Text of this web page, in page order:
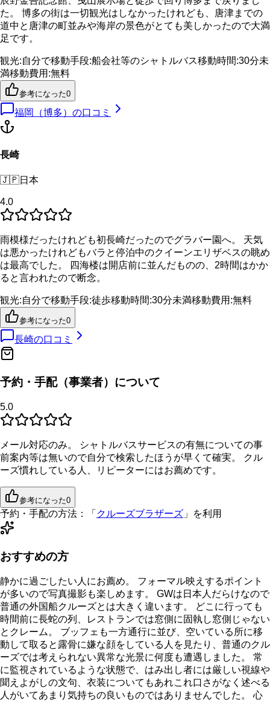
た。 博多の街は一切観光はしなかったけれども、唐津までの
道中と唐津の町並みや海岸の景色がとても美しかったので大満
足です。
観光:自分で移動手段:船会社等のシャトルバス移動時間:30分未
満移動費用 :無料
参考になった0
福岡（博多） の口コミ
長崎
🇯🇵日本
4.0
雨模様だったけれども初長崎だったのでグラバー園へ。 天気
は悪かったけれどもバラと停泊中のクイーンエリザベスの眺め
は最高でした。 四海楼は開店前に並んだものの、2時間はかか
ると言われたので断念。
観光:自分で移動手段:徒歩移動時間:30分未満移動費用 :無料
参考になった0
長崎の口コミ
予約・手配（事業者）について
5.0
メール対応のみ。 シャトルバスサービスの有無についての事
前案内等は無いので自分で検索したほうが早くて確実。 クル
ーズ慣れしている人、リピーターにはお薦めです。
参考になった0
予約・手配の方法： 「 クルーズブラザーズ 」を利用
おすすめの方
静かに過ごしたい人にお薦め。 フォーマル映えするポイント
が多いので写真撮影も楽しめます。 GWは日本人だらけなので
普通の外国船クルーズとは大きく違います。 どこに行っても
時間前に長蛇の列、レストランでは窓側に固執し窓側じゃない
とクレーム。 ブッフェも一方通行に並び、空いている所に移
動して取ると露骨に嫌な顔をしている人を見たり、普通のクル
ーズでは考えられない異常な光景に何度も遭遇しました。 常
に監視されているような状態で、はみ出し者には厳しい視線や
聞えよがしの文句、衣装についてもあれこれ口さがなく述べる
人がいてあまり気持ちの良いものではありませんでした。 心